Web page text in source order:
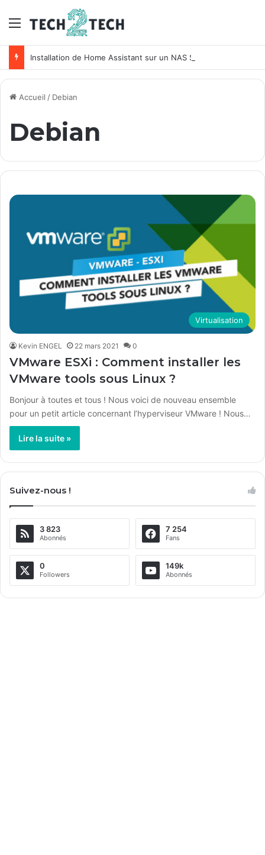
Menu
Installation de Home Assistant sur un NAS Synology
Accueil / Debian
Debian
Virtualisation
Kevin ENGEL 22 mars 2021 0
VMware ESXi : Comment installer les
VMware tools sous Linux ?
Bonjour à toutes et tous ! Nous voici de nouveau ensemble
pour un petit article concernant l’hyperviseur VMware ! Nous…
Lire la suite »
Suivez-nous !
3 823
Abonnés
7 254
Fans
0
Followers
149k
Abonnés